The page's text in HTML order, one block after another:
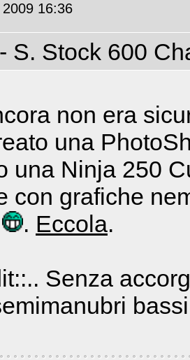
16:36
- S. Stock 600
non era
una
una Ninja 250
con grafiche
. Eccola.
Senza